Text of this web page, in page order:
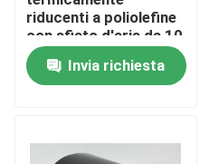
riducenti a poliolefine
con sfiato d'aria da 10
a 160 mm
Invia richiesta